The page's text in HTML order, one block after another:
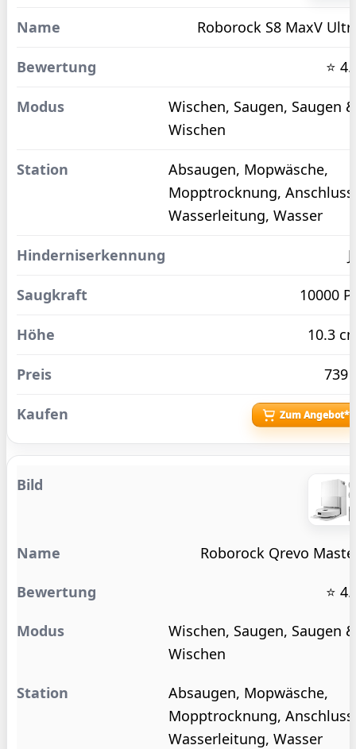
Roborock S8 MaxV
⭐
Wischen, Saugen, Saugen &
Wischen
Absaugen, Mopwäsche,
Mopptrocknung, Anschluss
Wasserleitung, Wasser
10000
10.3
739
Zum Angebot*
Roborock Qrevo
⭐
Wischen, Saugen, Saugen &
Wischen
Absaugen, Mopwäsche,
Mopptrocknung, Anschluss
Wasserleitung, Wasser